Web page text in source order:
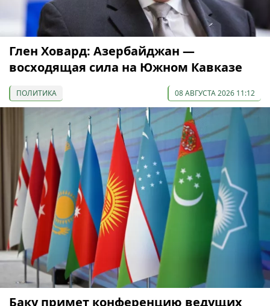
Глен Ховард: Азербайджан —
восходящая сила на Южном Кавказе
ПОЛИТИКА 08 АВГУСТА 2026 11:12
Баку примет конференцию ведущих